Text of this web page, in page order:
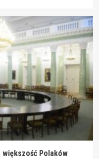
większość Polaków